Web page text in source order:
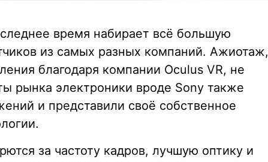
время набирает всё большую
из самых разных компаний. Ажиотаж,
благодаря компании Oculus VR, не
рынка электроники вроде Sony также
и представили своё собственное
за частоту кадров, лучшую оптику и